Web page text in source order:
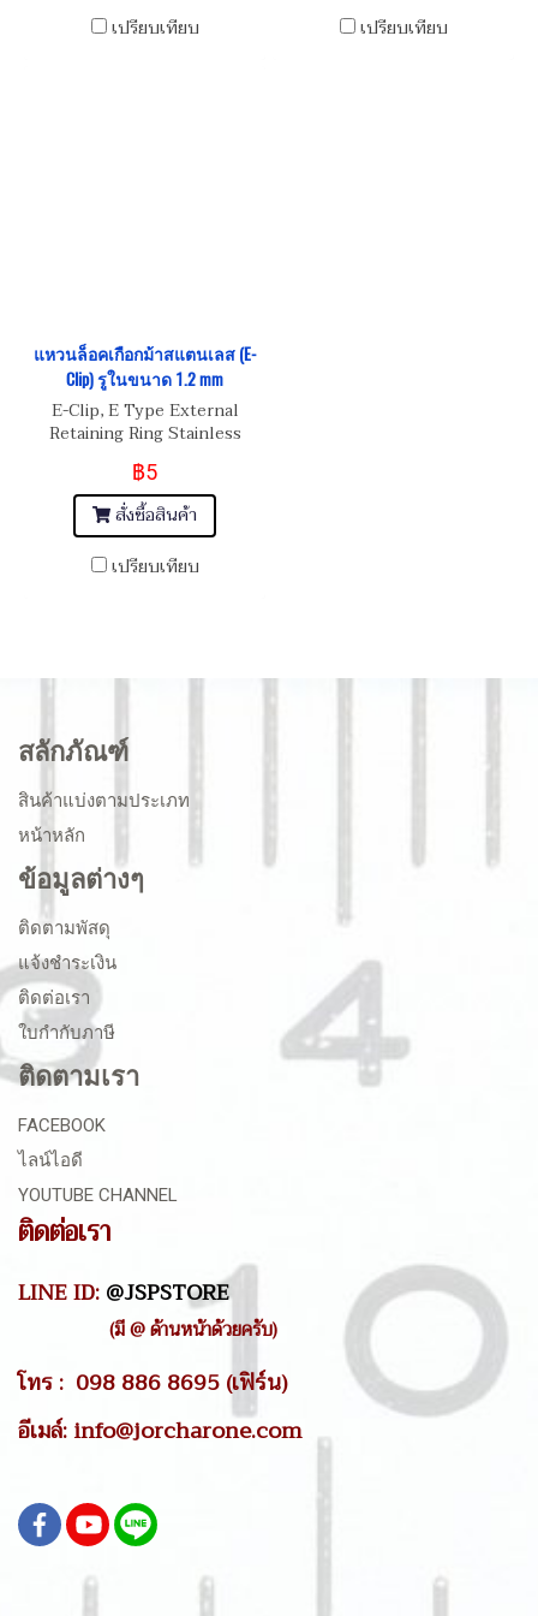
เปรียบเทียบ
เปรียบเทียบ
แหวนล็อคเกือกม้าสแตนเลส (E-
Clip) รูในขนาด 1.2 mm
E-Clip, E Type External
Retaining Ring Stainless
Steel
฿5
สั่งซื้อสินค้า
เปรียบเทียบ
สลักภัณฑ์
สินค้าแบ่งตามประเภท
หน้าหลัก
ข้อมูลต่างๆ
ติดตามพัสดุ
แจ้งชำระเงิน
ติดต่อเรา
ใบกำกับภาษี
ติดตามเรา
FACEBOOK
ไลน์ไอดี
YOUTUBE CHANNEL
ติดต่อเรา
LINE ID:@JSPSTORE
(มี @ ด้านหน้าด้วยครับ)
โทร : 098 886 8695 (เฟิร์น)
อีเมล์: info@jorcharone.com